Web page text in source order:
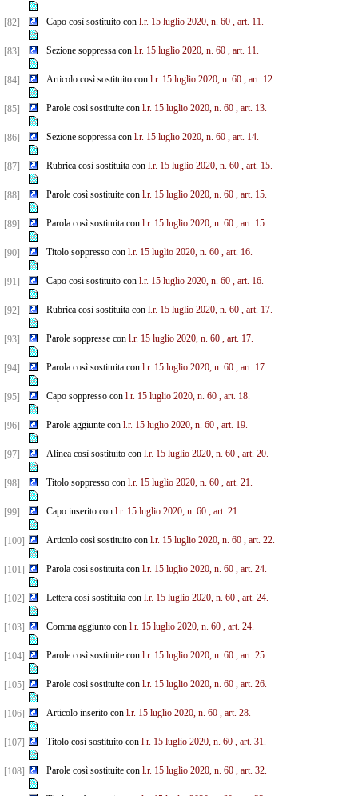
[82] Capo così sostituito con l.r. 15 luglio 2020, n. 60 , art. 11.
[83] Sezione soppressa con l.r. 15 luglio 2020, n. 60 , art. 11.
[84] Articolo così sostituito con l.r. 15 luglio 2020, n. 60 , art. 12.
[85] Parole così sostituite con l.r. 15 luglio 2020, n. 60 , art. 13.
[86] Sezione soppressa con l.r. 15 luglio 2020, n. 60 , art. 14.
[87] Rubrica così sostituita con l.r. 15 luglio 2020, n. 60 , art. 15.
[88] Parole così sostituite con l.r. 15 luglio 2020, n. 60 , art. 15.
[89] Parola così sostituita con l.r. 15 luglio 2020, n. 60 , art. 15.
[90] Titolo soppresso con l.r. 15 luglio 2020, n. 60 , art. 16.
[91] Capo così sostituito con l.r. 15 luglio 2020, n. 60 , art. 16.
[92] Rubrica così sostituita con l.r. 15 luglio 2020, n. 60 , art. 17.
[93] Parole soppresse con l.r. 15 luglio 2020, n. 60 , art. 17.
[94] Parola così sostituita con l.r. 15 luglio 2020, n. 60 , art. 17.
[95] Capo soppresso con l.r. 15 luglio 2020, n. 60 , art. 18.
[96] Parole aggiunte con l.r. 15 luglio 2020, n. 60 , art. 19.
[97] Alinea così sostituito con l.r. 15 luglio 2020, n. 60 , art. 20.
[98] Titolo soppresso con l.r. 15 luglio 2020, n. 60 , art. 21.
[99] Capo inserito con l.r. 15 luglio 2020, n. 60 , art. 21.
[100] Articolo così sostituito con l.r. 15 luglio 2020, n. 60 , art. 22.
[101] Parola così sostituita con l.r. 15 luglio 2020, n. 60 , art. 24.
[102] Lettera così sostituita con l.r. 15 luglio 2020, n. 60 , art. 24.
[103] Comma aggiunto con l.r. 15 luglio 2020, n. 60 , art. 24.
[104] Parole così sostituite con l.r. 15 luglio 2020, n. 60 , art. 25.
[105] Parole così sostituite con l.r. 15 luglio 2020, n. 60 , art. 26.
[106] Articolo inserito con l.r. 15 luglio 2020, n. 60 , art. 28.
[107] Titolo così sostituito con l.r. 15 luglio 2020, n. 60 , art. 31.
[108] Parole così sostituite con l.r. 15 luglio 2020, n. 60 , art. 32.